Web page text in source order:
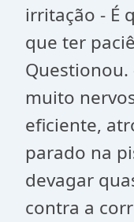
irritação - É
que ter
Questionou.
muito
eficiente,
parado na
devagar
contra a